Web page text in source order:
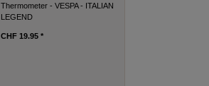
Thermometer - VESPA - ITALIAN
LEGEND
CHF 19.95 *